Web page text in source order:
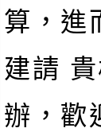
算，進
建請
辦，歡